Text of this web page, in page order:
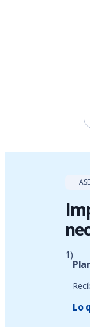
1)
Lo